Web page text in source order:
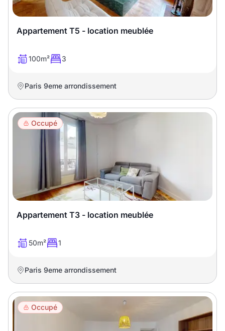
Sélectionner...
Équipements des parties
Disponible à partir du
Promotions
promotions sur honoraires
Appartement T5 - location meublée
100m² 3
Paris 9eme arrondissement
Occupé
Appartement T3 - location meublée
50m² 1
Paris 9eme arrondissement
Occupé